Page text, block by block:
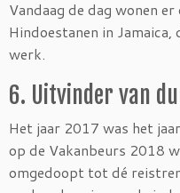
Vandaag de dag wonen er
Hindoestanen in Jamaica,
werk.
6. Uitvinder van
Het jaar 2017 was het
op de Vakanbeurs 2018
omgedoopt tot dé